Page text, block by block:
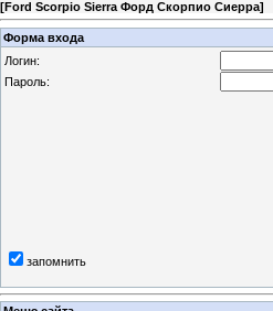
[Ford Scorpio Sierra Форд Скорпио Сиерра]
Форма входа
Логин:
Пароль:
запомнить